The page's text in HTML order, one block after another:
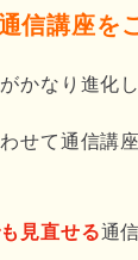
信講座を
かなり進化し
せて通信講
見直せる通